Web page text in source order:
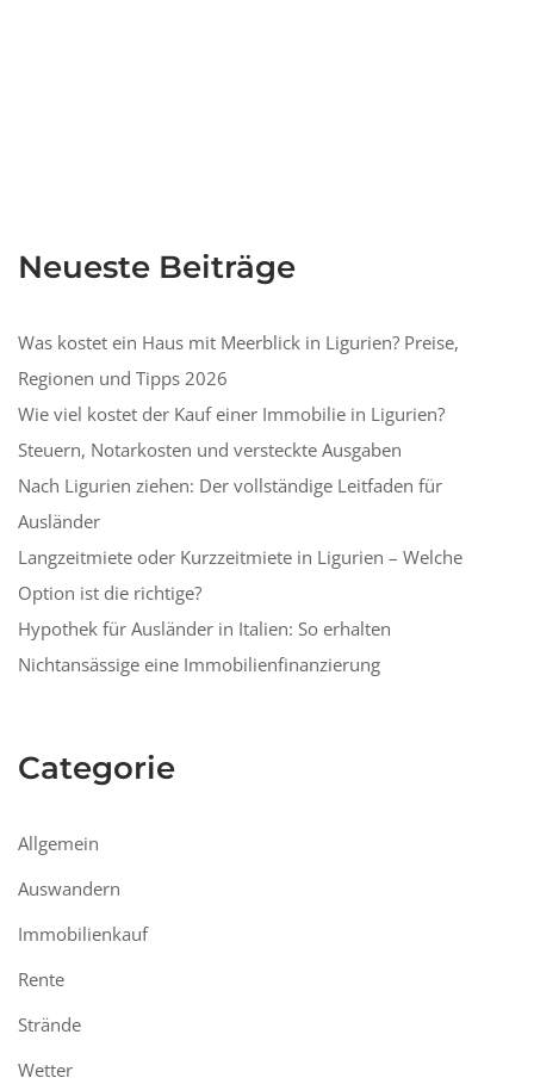
Neueste Beiträge
Was kostet ein Haus mit Meerblick in Ligurien? Preise,
Regionen und Tipps 2026
Wie viel kostet der Kauf einer Immobilie in Ligurien?
Steuern, Notarkosten und versteckte Ausgaben
Nach Ligurien ziehen: Der vollständige Leitfaden für
Ausländer
Langzeitmiete oder Kurzzeitmiete in Ligurien – Welche
Option ist die richtige?
Hypothek für Ausländer in Italien: So erhalten
Nichtansässige eine Immobilienfinanzierung
Categorie
Allgemein
Auswandern
Immobilienkauf
Rente
Strände
Wetter